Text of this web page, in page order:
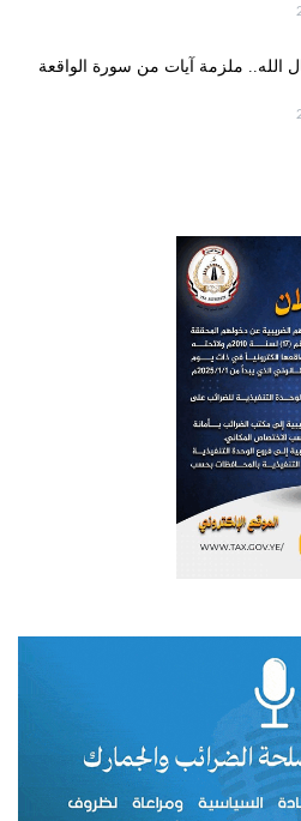
الله.. ملزمة آيات من سورة الواقعة